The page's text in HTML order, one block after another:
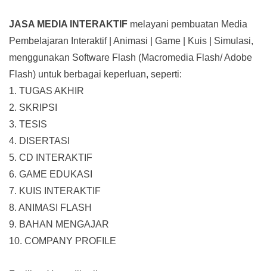
JASA MEDIA INTERAKTIF melayani pembuatan Media
Pembelajaran Interaktif| Animasi | Game | Kuis | Simulasi,
menggunakan Software Flash (Macromedia Flash/ Adobe
Flash) untuk berbagai keperluan, seperti:
1. TUGAS AKHIR
2. SKRIPSI
3. TESIS
4. DISERTASI
5. CD INTERAKTIF
6. GAME EDUKASI
7. KUIS INTERAKTIF
8. ANIMASI FLASH
9. BAHAN MENGAJAR
10. COMPANY PROFILE